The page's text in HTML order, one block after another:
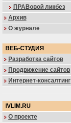
ПРАВовой ликбез
Архив
О журнале
ВЕБ-СТУДИЯ
Разработка сайтов
Продвижение сайтов
Интернет-консалтинг
IVLIM.RU
О проекте